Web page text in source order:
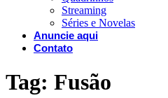
Streaming
Séries e Novelas
Anuncie aqui
Contato
Tag: Fusão